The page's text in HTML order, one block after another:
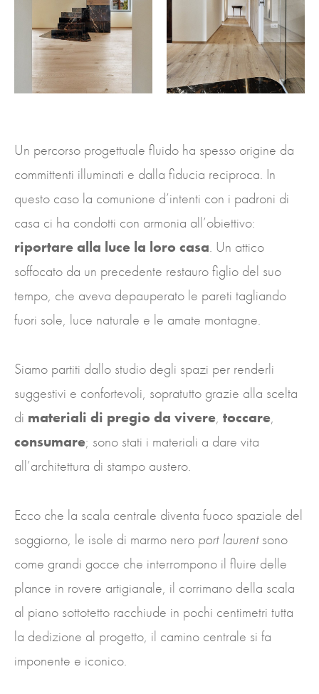
Un percorso progettuale fluido ha spesso origine da
committenti illuminati e dalla fiducia reciproca. In
questo caso la comunione d’intenti con i padroni di
casa ci ha condotti con armonia all’obiettivo:
riportare alla luce la loro casa. Un attico
soffocato da un precedente restauro figlio del suo
tempo, che aveva depauperato le pareti tagliando
fuori sole, luce naturale e le amate montagne.
Siamo partiti dallo studio degli spazi per renderli
suggestivi e confortevoli, sopratutto grazie alla scelta
di materiali di pregio da vivere, toccare,
consumare; sono stati i materiali a dare vita
all’architettura di stampo austero.
Ecco che la scala centrale diventa fuoco spaziale del
soggiorno, le isole di marmo nero port laurentsono
come grandi gocce che interrompono il fluire delle
plance in rovere artigianale, il corrimano della scala
al piano sottotetto racchiude in pochi centimetri tutta
la dedizione al progetto, il camino centrale si fa
imponente e iconico.